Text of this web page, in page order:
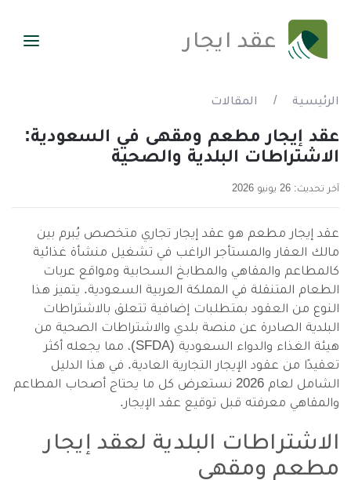
عقد ايجار
الرئيسية / المقالات
عقد إيجار مطعم ومقهى في السعودية:
الاشتراطات البلدية والصحية
آخر تحديث: 26 يونيو 2026
عقد إيجار مطعم هو عقد إيجار تجاري متخصص يُبرم بين
مالك العقار والمستأجر الراغب في تشغيل منشأة غذائية
كالمطاعم والمقاهي والمطابخ السحابية ومواقع عربات
الطعام المتنقلة في المملكة العربية السعودية. يتميز هذا
النوع من العقود بمتطلبات إضافية تتعلق بالاشتراطات
البلدية الصادرة عن منصة بلدي والاشتراطات الصحية من
هيئة الغذاء والدواء السعودية (SFDA)، مما يجعله أكثر
تعقيدًا من عقود الإيجار التجارية العادية. في هذا الدليل
الشامل لعام 2026 نستعرض كل ما يحتاج أصحاب المطاعم
والمقاهي معرفته قبل توقيع عقد الإيجار.
الاشتراطات البلدية لعقد إيجار
مطعم ومقهى